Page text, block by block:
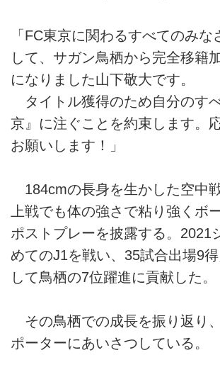
「FC東京に関わるすべてのみな
して、サガン鳥栖から完全移籍
になりました山下敬大です。
タイトル獲得のため自分のす
京』に注ぐことを約束します。
お願いします！」
184cmの長身を生かした空中
上戦でも体の強さで粘り強くボ
ポストプレーを披露する。2021
めてのJ1を戦い、35試合出場9
して鳥栖の7位躍進に貢献した。
その鳥栖での成長を振り返り
ポーターにあいさつしている。